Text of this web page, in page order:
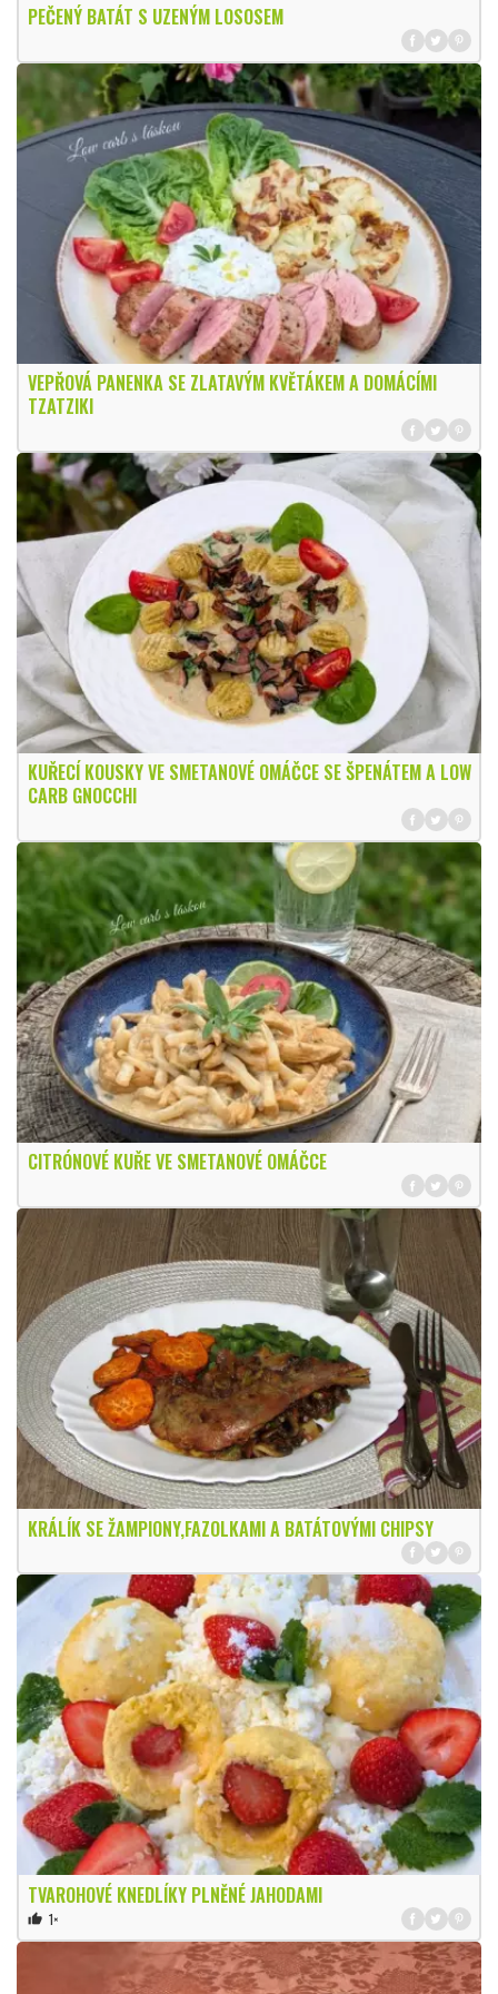
PEČENÝ BATÁT S UZENÝM LOSOSEM
VEPŘOVÁ PANENKA SE ZLATAVÝM KVĚTÁKEM A DOMÁCÍMI
TZATZIKI
KUŘECÍ KOUSKY VE SMETANOVÉ OMÁČCE SE ŠPENÁTEM A LOW
CARB GNOCCHI
CITRÓNOVÉ KUŘE VE SMETANOVÉ OMÁČCE
KRÁLÍK SE ŽAMPIONY,FAZOLKAMI A BATÁTOVÝMI CHIPSY
TVAROHOVÉ KNEDLÍKY PLNĚNÉ JAHODAMI
thumb_up 1×